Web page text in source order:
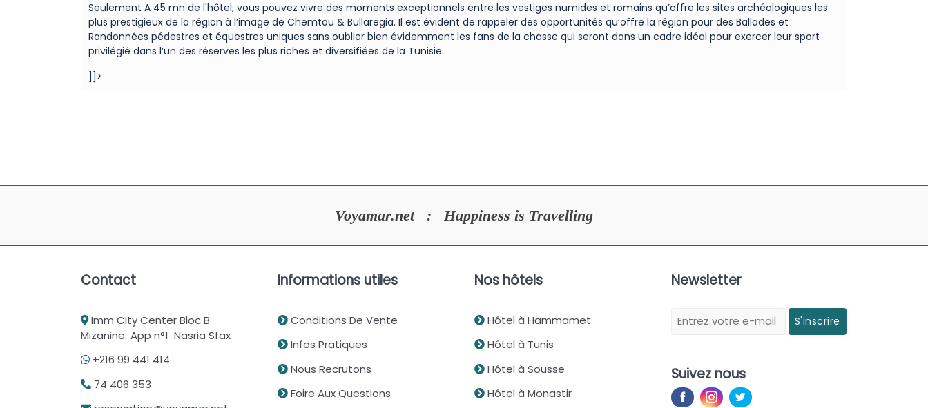
Seulement A 45 mn de l'hôtel, vous pouvez vivre des moments exceptionnels entre les vestiges numides et romains qu’offre les sites archéologiques les
plus prestigieux de la région à l’image de Chemtou & Bullaregia. Il est évident de rappeler des opportunités qu’offre la région pour des Ballades et
Randonnées pédestres et équestres uniques sans oublier bien évidemment les fans de la chasse qui seront dans un cadre idéal pour exercer leur sport
privilégié dans l’un des réserves les plus riches et diversifiées de la Tunisie.
]]>
Voyamar.net : Happiness is Travelling
Contact
Imm City Center Bloc B
Mizanine App n°1 Nasria Sfax
+216 99 441 414
74 406 353
Informations utiles
Conditions De Vente
Infos Pratiques
Nous Recrutons
Foire Aux Questions
Nos hôtels
Hôtel à Hammamet
Hôtel à Tunis
Hôtel à Sousse
Hôtel à Monastir
Newsletter
S'inscrire
Suivez nous